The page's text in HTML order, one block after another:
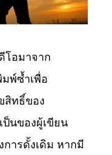
โอมาจาก
มพ์ซ้ำเพื่อ
สิทธิ์ของ
นของผู้เขียน
ารดั้งเดิม หากมี